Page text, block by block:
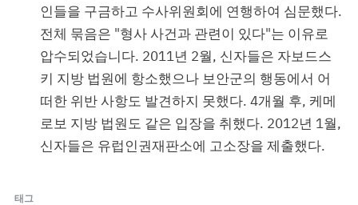
인들을 구금하고 수사위원회에 연행하여 심문했다.
전체 묶음은 "형사 사건과 관련이 있다"는 이유로
압수되었습니다. 2011년 2월, 신자들은 자보드스
키 지방 법원에 항소했으나 보안군의 행동에서 어
떠한 위반 사항도 발견하지 못했다. 4개월 후, 케메
로보 지방 법원도 같은 입장을 취했다. 2012년 1월,
신자들은 유럽인권재판소에 고소장을 제출했다.
태그